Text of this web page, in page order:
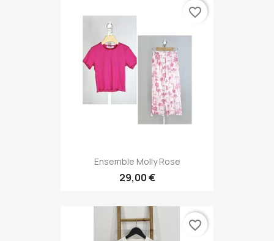
Ensemble Molly Rose
29,00 €
favorite_border
favorite_border